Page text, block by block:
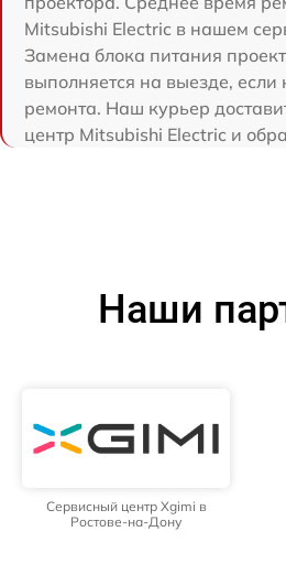
Mitsubishi Electric в нашем
Замена блока питания
выполняется на выезде, если
ремонта. Наш курьер
центр Mitsubishi Electric и
Наши
Сервисный центр Xgimi в
Ростове-на-Дону